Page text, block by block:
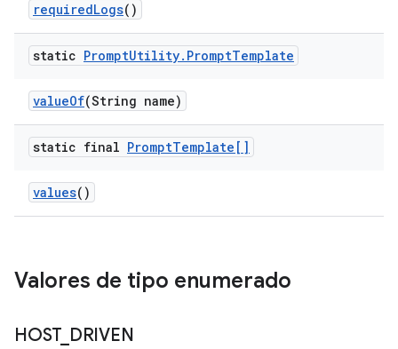
requiredLogs()
static PromptUtility. PromptTemplate
valueOf(String name)
static final PromptTemplate[]
values()
Valores de tipo enumerado
HOST_ DRIVEN